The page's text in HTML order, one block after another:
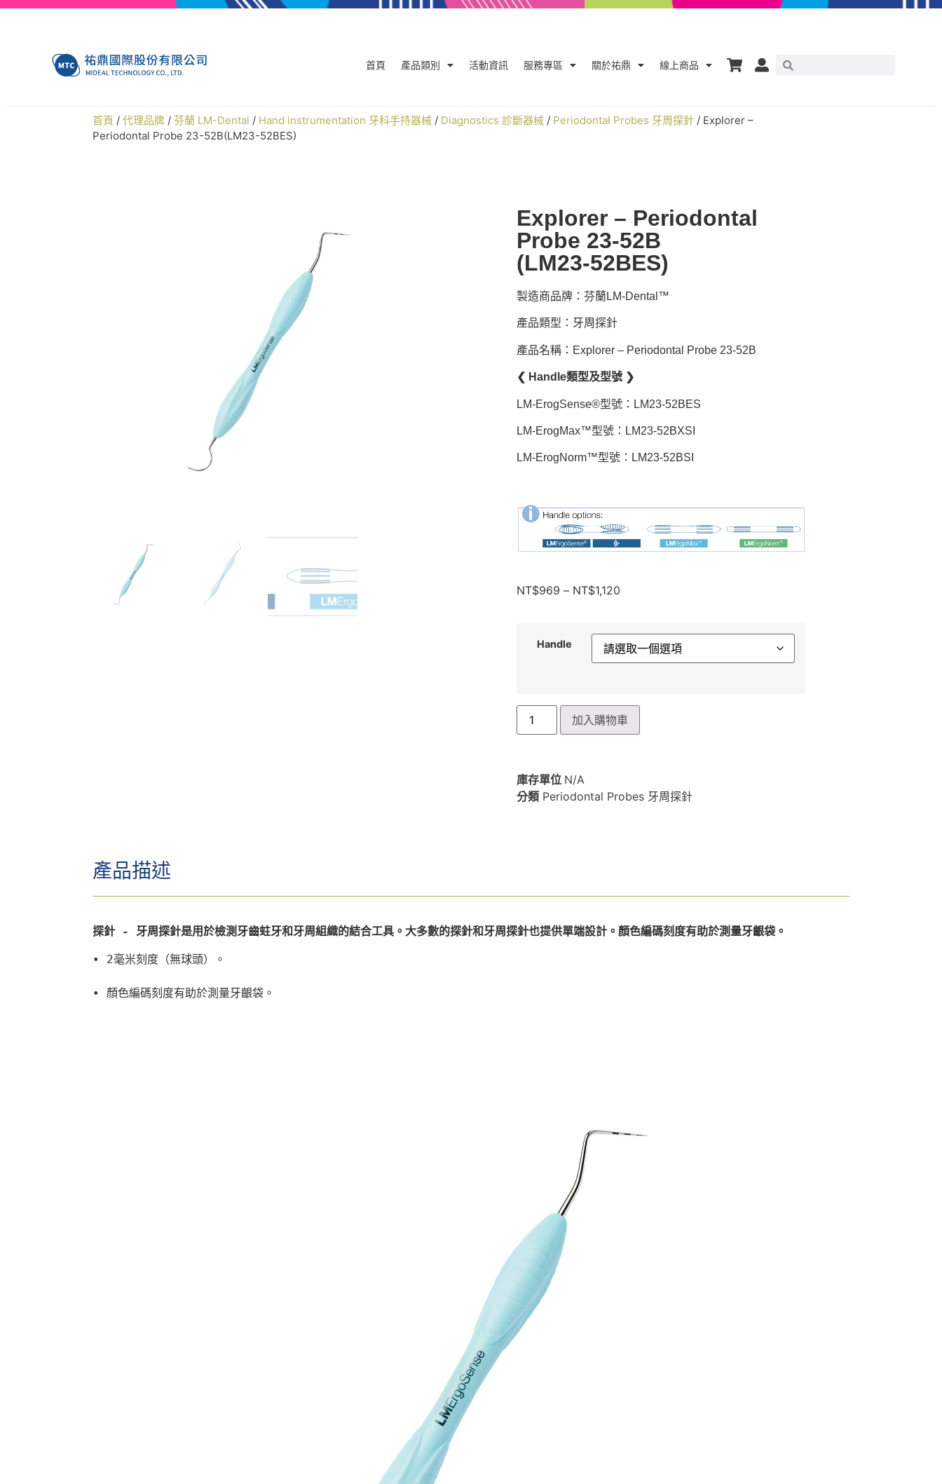
首頁 產品類別 活動資訊 服務專區 關於祐鼎 線上商品
首頁 / 代理品牌 / 芬蘭 LM-Dental / Hand instrumentation 牙科手持器械 / Diagnostics 診斷器械 / Periodontal Probes 牙周探針 / Explorer –
Periodontal Probe 23-52B(LM23-52BES)
Explorer – Periodontal
Probe 23-52B
(LM23-52BES)
製造商品牌：芬蘭LM-Dental™
產品類型：牙周探針
產品名稱：Explorer – Periodontal Probe 23-52B
❮ Handle類型及型號 ❯
LM-ErogSense®型號：LM23-52BES
LM-ErogMax™型號：LM23-52BXSI
LM-ErogNorm™型號：LM23-52BSI
NT$969 – NT$1,120
Handle
加入購物車
庫存單位 N/A
分類 Periodontal Probes 牙周探針
產品描述
探針 - 牙周探針是用於檢測牙齒蛀牙和牙周組織的結合工具。大多數的探針和牙周探針也提供單端設計。顏色編碼刻度有助於測量牙齦袋。
• 2毫米刻度（無球頭）。